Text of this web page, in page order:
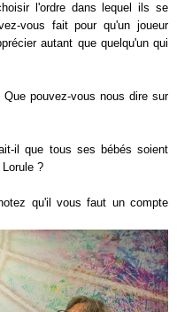
l'ordre dans lequel ils se
vous fait pour qu'un joueur
autant que quelqu'un qui
pouvez-vous nous dire sur
il que tous ses bébés soient
?
qu'il vous faut un compte